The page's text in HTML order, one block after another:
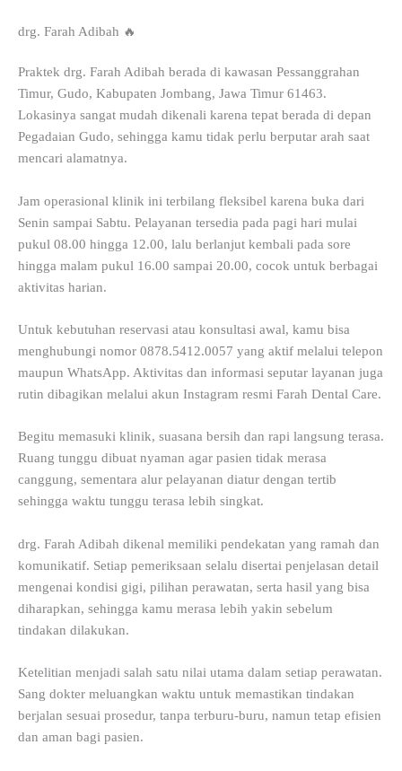
drg. Farah Adibah 🔥
Praktek drg. Farah Adibah berada di kawasan Pessanggrahan
Timur, Gudo, Kabupaten Jombang, Jawa Timur 61463.
Lokasinya sangat mudah dikenali karena tepat berada di depan
Pegadaian Gudo, sehingga kamu tidak perlu berputar arah saat
mencari alamatnya.
Jam operasional klinik ini terbilang fleksibel karena buka dari
Senin sampai Sabtu. Pelayanan tersedia pada pagi hari mulai
pukul 08.00 hingga 12.00, lalu berlanjut kembali pada sore
hingga malam pukul 16.00 sampai 20.00, cocok untuk berbagai
aktivitas harian.
Untuk kebutuhan reservasi atau konsultasi awal, kamu bisa
menghubungi nomor 0878.5412.0057 yang aktif melalui telepon
maupun WhatsApp. Aktivitas dan informasi seputar layanan juga
rutin dibagikan melalui akun Instagram resmi Farah Dental Care.
Begitu memasuki klinik, suasana bersih dan rapi langsung terasa.
Ruang tunggu dibuat nyaman agar pasien tidak merasa
canggung, sementara alur pelayanan diatur dengan tertib
sehingga waktu tunggu terasa lebih singkat.
drg. Farah Adibah dikenal memiliki pendekatan yang ramah dan
komunikatif. Setiap pemeriksaan selalu disertai penjelasan detail
mengenai kondisi gigi, pilihan perawatan, serta hasil yang bisa
diharapkan, sehingga kamu merasa lebih yakin sebelum
tindakan dilakukan.
Ketelitian menjadi salah satu nilai utama dalam setiap perawatan.
Sang dokter meluangkan waktu untuk memastikan tindakan
berjalan sesuai prosedur, tanpa terburu-buru, namun tetap efisien
dan aman bagi pasien.